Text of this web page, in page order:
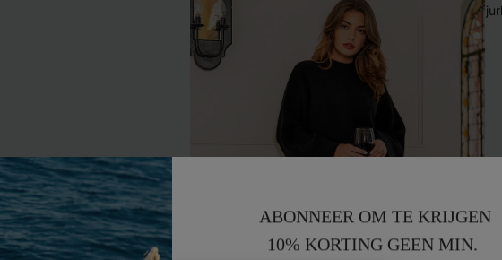
ABONNEER OM TE KRIJGEN
10% KORTING GEEN MIN.